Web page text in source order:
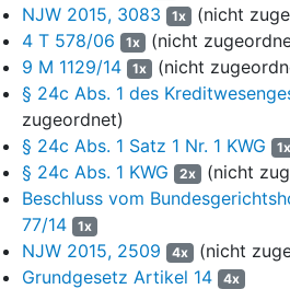
Rechtsgrundlage für einen Eingriff in
Zwangsvollstreckung nicht
würden nur die Rechte des
auf informationelle
abgewogen, nicht aber die des
Es sei nicht anzunehmen, dass
ZPO eine Norm zum Eingriff in
wollen. Das Problem sei im
erörtert worden. Außerdem sei eine
Ergebnis einer Erhebung oder eines
ZPOnur zugunsten des Schuldners,
Dritten vorgesehen.
NJW 2015, 3083
1x (nicht
4 T 578/06
1x (nicht
9 M 1129/14
1x (nicht
§ 24c Abs. 1 des
zugeordnet)
§ 24c Abs. 1 Satz 1 Nr. 1 KWG
1x
§ 24c Abs. 1 KWG
2x (nicht
Beschluss vom
77/14
1x
NJW 2015, 2509 4x (nicht
Grundgesetz Artikel 14
4x